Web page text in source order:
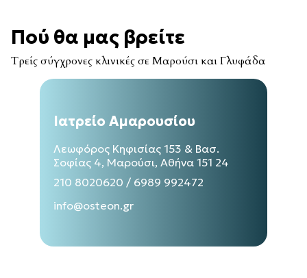
Πού θα μας βρείτε
Τρείς σύγχρονες κλινικές σε Μαρούσι και Γλυφάδα
Ιατρείο Αμαρουσίου
Λεωφόρος Κηφισίας 153 & Βασ.
Σοφίας 4, Μαρούσι, Αθήνα 151 24
210 8020620 / 6989 992472
info@osteon.gr